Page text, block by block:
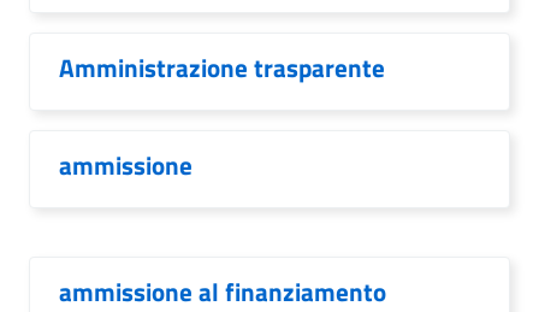
Amministrazione trasparente
ammissione
ammissione al finanziamento